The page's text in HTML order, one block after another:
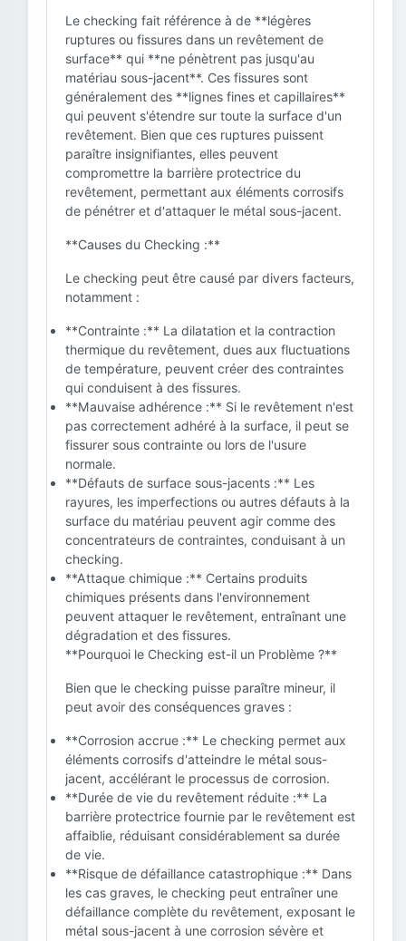
Le checking fait référence à de **légères
ruptures ou fissures dans un revêtement de
surface** qui **ne pénètrent pas jusqu'au
matériau sous-jacent**. Ces fissures sont
généralement des **lignes fines et capillaires**
qui peuvent s'étendre sur toute la surface d'un
revêtement. Bien que ces ruptures puissent
paraître insignifiantes, elles peuvent
compromettre la barrière protectrice du
revêtement, permettant aux éléments corrosifs
de pénétrer et d'attaquer le métal sous-jacent.
**Causes du Checking :**
Le checking peut être causé par divers facteurs,
notamment :
**Contrainte :** La dilatation et la contraction
thermique du revêtement, dues aux fluctuations
de température, peuvent créer des contraintes
qui conduisent à des fissures.
**Mauvaise adhérence :** Si le revêtement n'est
pas correctement adhéré à la surface, il peut se
fissurer sous contrainte ou lors de l'usure
normale.
**Défauts de surface sous-jacents :** Les
rayures, les imperfections ou autres défauts à la
surface du matériau peuvent agir comme des
concentrateurs de contraintes, conduisant à un
checking.
**Attaque chimique :** Certains produits
chimiques présents dans l'environnement
peuvent attaquer le revêtement, entraînant une
dégradation et des fissures.
**Pourquoi le Checking est-il un Problème ?**
Bien que le checking puisse paraître mineur, il
peut avoir des conséquences graves :
**Corrosion accrue :** Le checking permet aux
éléments corrosifs d'atteindre le métal sous-
jacent, accélérant le processus de corrosion.
**Durée de vie du revêtement réduite :** La
barrière protectrice fournie par le revêtement est
affaiblie, réduisant considérablement sa durée
de vie.
**Risque de défaillance catastrophique :** Dans
les cas graves, le checking peut entraîner une
défaillance complète du revêtement, exposant le
métal sous-jacent à une corrosion sévère et